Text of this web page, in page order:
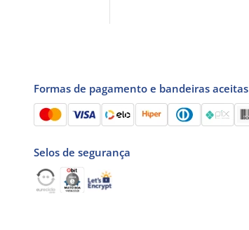
Formas de pagamento e bandeiras aceitas
Selos de segurança